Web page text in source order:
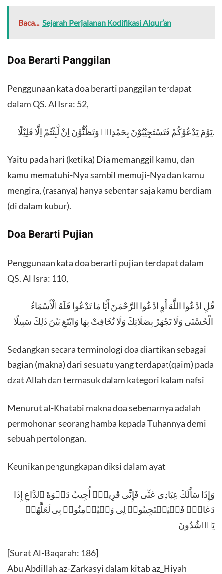
Baca... Sejarah Perjalanan Kodifikasi Alqur’an
Doa Berarti Panggilan
Penggunaan kata doa berarti panggilan terdapat
dalam QS. Al Isra: 52,
يَوْمَ يَدْعُوْكُمْ فَتَسْتَجِيْبُوْنَ بِحَمْدِهٖ وَتَظُنُّوْنَ اِنْ لَّبِثْتُمْ اِلَّا قَلِيْلًا.
Yaitu pada hari (ketika) Dia memanggil kamu, dan
kamu mematuhi-Nya sambil memuji-Nya dan kamu
mengira, (rasanya) hanya sebentar saja kamu berdiam
(di dalam kubur).
Doa Berarti Pujian
Penggunaan kata doa berarti pujian terdapat dalam
QS. Al Isra: 110,
Sedangkan secara terminologi doa diartikan sebagai
bagian (makna) dari sesuatu yang terdapat(qaim) pada
dzat Allah dan termasuk dalam kategori kalam nafsi
Menurut al-Khatabi makna doa sebenarnya adalah
permohonan seorang hamba kepada Tuhannya demi
sebuah pertolongan.
Keunikan pengungkapan diksi dalam ayat
دَعَانِۖ فَلۡیَسۡتَجِیبُوا۟ لِی وَلۡیُؤۡمِنُوا۟ بِی لَعَلَّهُمۡ
یَرۡشُدُونَ
[Surat Al-Baqarah: 186]
Abu Abdillah az-Zarkasyi dalam kitab az_Hiyah